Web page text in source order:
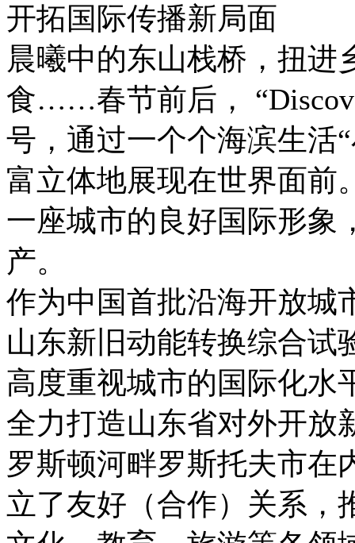
开拓国际传播新局面
晨曦中的东山栈桥，扭进
食……春节前后，
号，通过一个个海滨生活
富立体地展现在世界面前
一座城市的良好国际形象
产。
作为中国首批沿海开放城
山东新旧动能转换综合试
高度重视城市的国际化水
全力打造山东省对外开放
罗斯顿河畔罗斯托夫市在
立了友好（合作）关系，